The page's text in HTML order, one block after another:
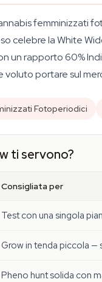
femminizzati
celebre la White
un rapporto 60%
voluto portare sul
Fotoperiodici
ti servono?
Consigliata per
Test con una singola
Grow in tenda piccola —
Pheno hunt solida con